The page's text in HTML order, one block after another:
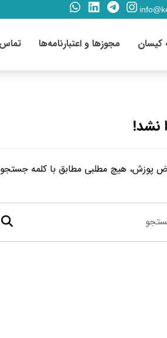
کیسان مجوزها و اعتبارنامه‌ها
نشد!
پوزش، هیچ مطلبی مطابق با کلمه